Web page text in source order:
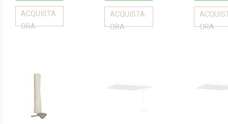
ACQUISTA
ORA
ACQUISTA
ORA
ORA